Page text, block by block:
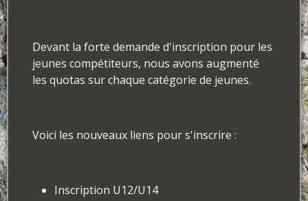
Devant la forte demande d'inscription pour les
jeunes compétiteurs, nous avons augmenté
les quotas sur chaque catégorie de jeunes.
Voici les nouveaux liens pour s'inscrire :
Inscription U12/U14